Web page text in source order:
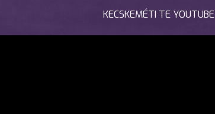
KECSKEMÉTI TE YOUTUBE